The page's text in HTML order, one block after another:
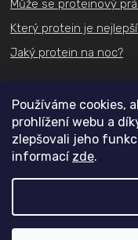
Používáme cookies,
prohlížení webu a
zlepšovali jeho
informací zde.
Může se proteinový
Který protein je
Jaký protein na noc?
Kontakt
+420731 489 074
info@actifit.cz
Copyright 2026